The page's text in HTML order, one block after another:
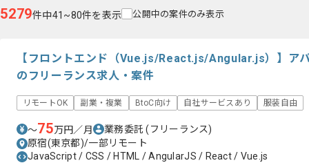
5279件中41~80件を表示 公開中の案件のみ表示
【フロントエンド（Vue.js/React.js/Angular.js）】ア
のフリーランス求人・案件
リモートOK 副業・複業 BtoC向け 自社サービスあり 服装自由
〜75万円／月 業務委託(フリーランス)
原宿(東京都)/一部リモート
JavaScript / CSS / HTML / AngularJS / React / Vue.js